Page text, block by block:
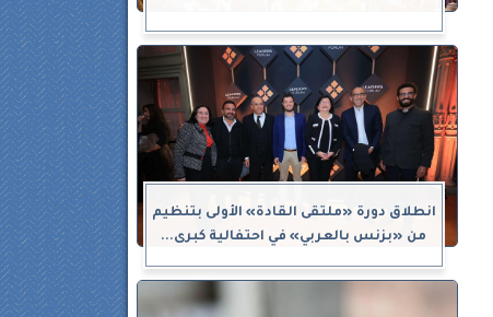
انطلاق دورة «ملتقى القادة» الأولى بتنظيم
من «بزنس بالعربي» في احتفالية كبرى...